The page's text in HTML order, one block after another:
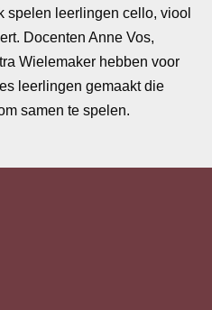
spelen leerlingen cello, viool
Docenten Anne Vos,
Wielemaker hebben voor
leerlingen gemaakt die
samen te spelen.